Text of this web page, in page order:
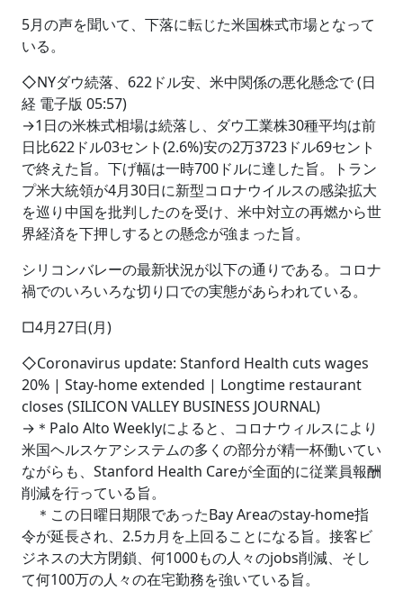
5月の声を聞いて、下落に転じた米国株式市場となって
いる。
◇NYダウ続落、622ドル安、米中関係の悪化懸念で (日
経 電子版 05:57)
→1日の米株式相場は続落し、ダウ工業株30種平均は前
日比622ドル03セント(2.6%)安の2万3723ドル69セント
で終えた旨。下げ幅は一時700ドルに達した旨。トラン
プ米大統領が4月30日に新型コロナウイルスの感染拡大
を巡り中国を批判したのを受け、米中対立の再燃から世
界経済を下押しするとの懸念が強まった旨。
シリコンバレーの最新状況が以下の通りである。コロナ
禍でのいろいろな切り口での実態があらわれている。
□4月27日(月)
◇Coronavirus update: Stanford Health cuts wages
20% | Stay-home extended | Longtime restaurant
closes (SILICON VALLEY BUSINESS JOURNAL)
→＊Palo Alto Weeklyによると、コロナウィルスにより
米国ヘルスケアシステムの多くの部分が精一杯働いてい
ながらも、Stanford Health Careが全面的に従業員報酬
削減を行っている旨。
＊この日曜日期限であったBay Areaのstay-home指
令が延長され、2.5カ月を上回ることになる旨。接客ビ
ジネスの大方閉鎖、何1000もの人々のjobs削減、そし
て何100万の人々の在宅勤務を強いている旨。